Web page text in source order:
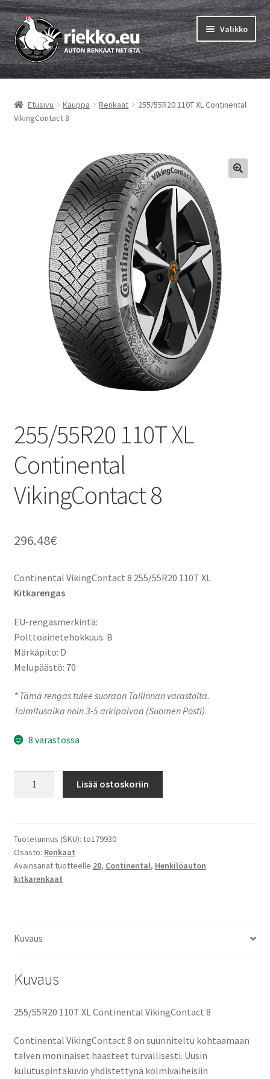
Siirry
navigointiin
Siirry
sisältöön
Valikko
Etusivu
Vinkit & ohjeet
Rengastestit
Etusivu Kauppa Renkaat
255/55R20 110T XL Continental
VikingContact 8
255/55R20 110T XL
Continental
VikingContact 8
296.48€
Continental VikingContact 8 255/55R20 110T XL
Kitkarengas
EU-rengasmerkintä:
Polttoainetehokkuus: B
Märkäpito: D
Melupäästö: 70
* Tämä rengas tulee suoraan Tallinnan varastolta.
Toimitusaika noin 3-5 arkipäivää (Suomen Posti).
8 varastossa
VikingContact
8
määrä
Lisää ostoskoriin
Tuotetunnus (SKU): to179930
Osasto: Renkaat
Avainsanat tuotteelle 20, Continental, Henkilöauton
kitkarenkaat
Kuvaus
Kuvaus
255/55R20 110T XL Continental VikingContact 8
Continental VikingContact 8 on suunniteltu kohtaamaan
talven moninaiset haasteet turvallisesti. Uusin
kulutuspintakuvio yhdistettynä kolmivaiheisiin